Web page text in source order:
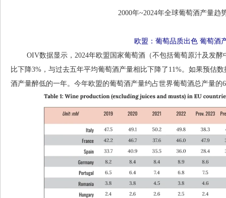
2000年~2024年全球葡萄酒产量趋
欧盟：葡萄品质出色 葡萄酒
OIV数据显示，2024年欧盟国家葡萄酒（不包括葡萄原汁及发酵
比下降3%，与过去五年平均葡萄酒产量相比下降了11%。如果预估
酒产量醉低的一年。今年欧盟的葡萄酒产量约占世界葡萄酒总产量的